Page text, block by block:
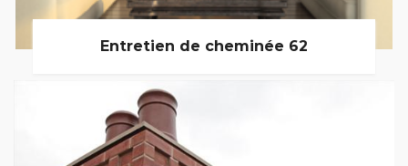
Entretien de cheminée 62